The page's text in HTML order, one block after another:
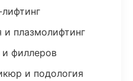
и плазмолифтинг
и филлеров
и подология